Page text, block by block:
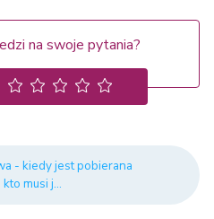
na swoje pytania?
- kiedy jest pobierana
kto musi j...